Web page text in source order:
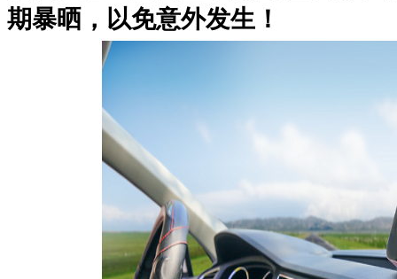
期暴晒，以免意外发生！